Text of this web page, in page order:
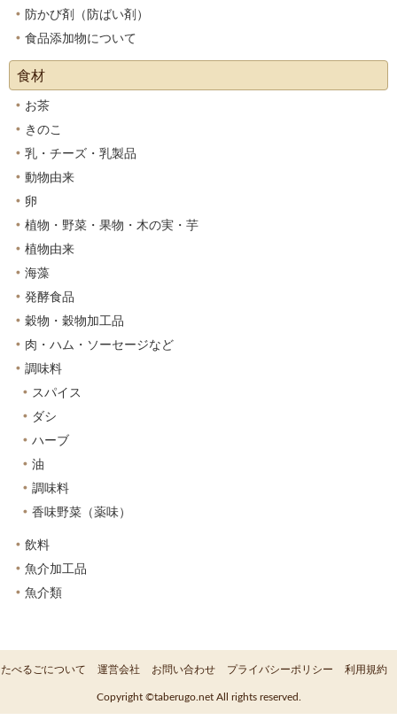
防かび剤（防ばい剤）
食品添加物について
食材
お茶
きのこ
乳・チーズ・乳製品
動物由来
卵
植物・野菜・果物・木の実・芋
植物由来
海藻
発酵食品
穀物・穀物加工品
肉・ハム・ソーセージなど
調味料
スパイス
ダシ
ハーブ
油
調味料
香味野菜（薬味）
飲料
魚介加工品
魚介類
たべるごについて 運営会社 お問い合わせ プライバシーポリシー 利用規約
Copyright ©taberugo.net All rights reserved.